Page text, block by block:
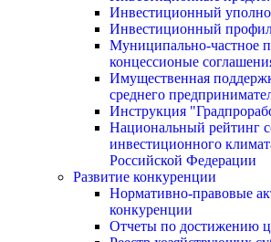
Инвестиционный
Инвестиционный
Муниципально-частное
концессионые
Имущественная
среднего
Инструкция
Национальный рейтинг
инвестиционного
Российской Федерации
Развитие конкуренции
Нормативно-правовые
конкуренции
Отчеты по достижению